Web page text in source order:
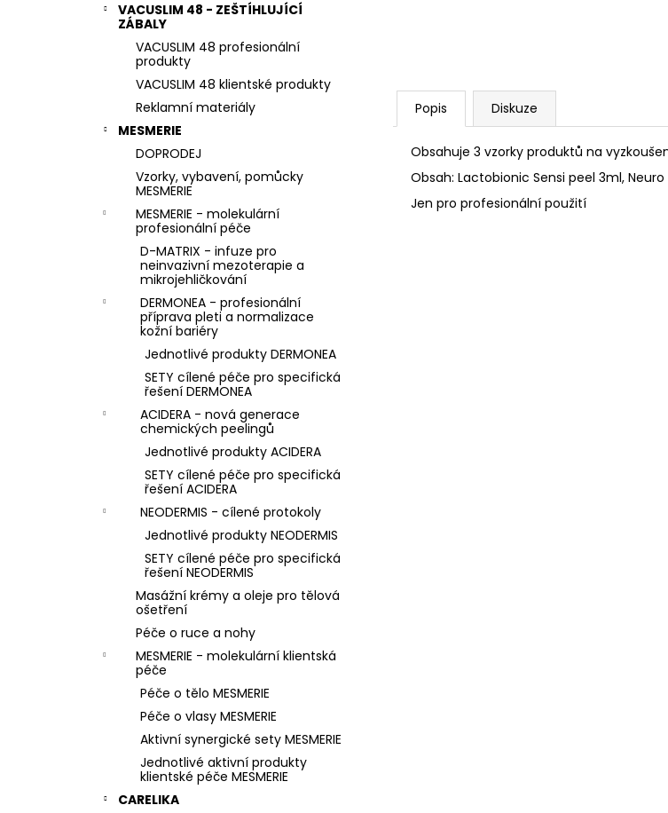
VACUSLIM 48 - ZEŠTÍHLUJÍCÍ
ZÁBALY
VACUSLIM 48 profesionální
produkty
VACUSLIM 48 klientské produkty
Reklamní materiály
MESMERIE
DOPRODEJ
Vzorky, vybavení, pomůcky
MESMERIE
MESMERIE - molekulární
profesionální péče
D-MATRIX - infuze pro
neinvazivní mezoterapie a
mikrojehličkování
DERMONEA - profesionální
příprava pleti a normalizace
kožní bariéry
Jednotlivé produkty DERMONEA
SETY cílené péče pro specifická
řešení DERMONEA
ACIDERA - nová generace
chemických peelingů
Jednotlivé produkty ACIDERA
SETY cílené péče pro specifická
řešení ACIDERA
NEODERMIS - cílené protokoly
Jednotlivé produkty NEODERMIS
SETY cílené péče pro specifická
řešení NEODERMIS
Masážní krémy a oleje pro tělová
ošetření
Péče o ruce a nohy
MESMERIE - molekulární klientská
péče
Péče o tělo MESMERIE
Péče o vlasy MESMERIE
Aktivní synergické sety MESMERIE
Jednotlivé aktivní produkty
klientské péče MESMERIE
CARELIKA
Popis Diskuze
Obsahuje 3 vzorky produktů na
Obsah: Lactobionic Sensi peel 3ml,
Jen pro profesionální použití